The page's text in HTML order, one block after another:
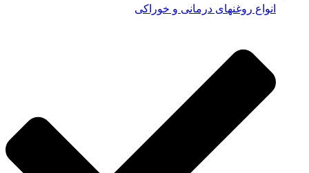
انواع روغنهای درمانی و خوراکی